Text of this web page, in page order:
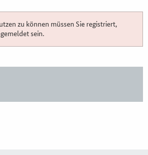
zu können müssen Sie registriert,
sein.